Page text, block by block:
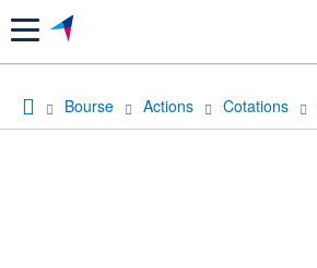
Menu
Bourse Actions Cotations